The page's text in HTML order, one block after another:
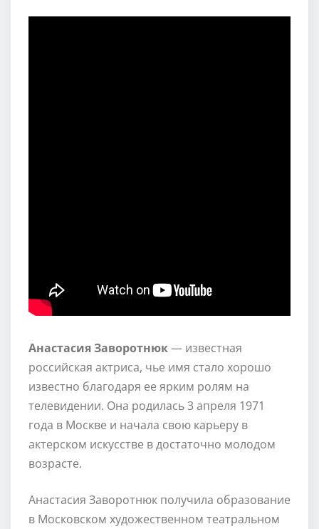
Анастасия Заворотнюк— известная
российская актриса, чье имя стало хорошо
известно благодаря ее ярким ролям на
телевидении. Она родилась 3 апреля 1971
года в Москве и начала свою карьеру в
актерском искусстве в достаточно молодом
возрасте.
Анастасия Заворотнюк получила образование
в Московском художественном театральном